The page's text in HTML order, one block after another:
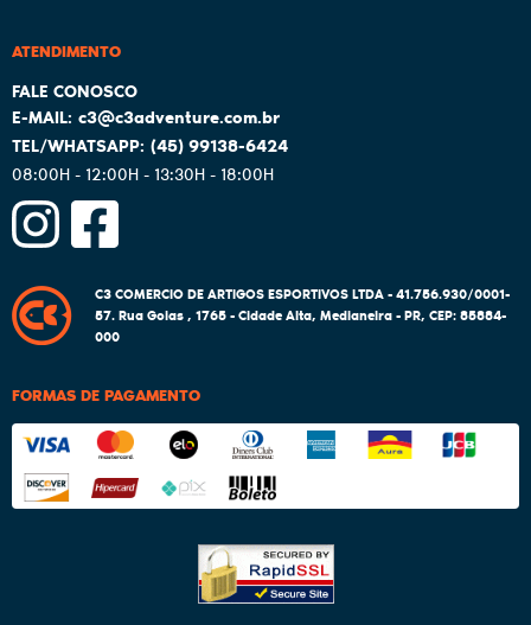
ATENDIMENTO
(45)99138-6424
08:00H - 12:00H - 13:30H - 18:00H
c3@c3adventure.com.br
C3 COMERCIO DE ARTIGOS ESPORTIVOS LTDA - 41.756.930/0001-
57.Rua Goias , 1765-Cidade Alta, Medianeira-PR, CEP: 85884-
000
FORMAS DE PAGAMENTO